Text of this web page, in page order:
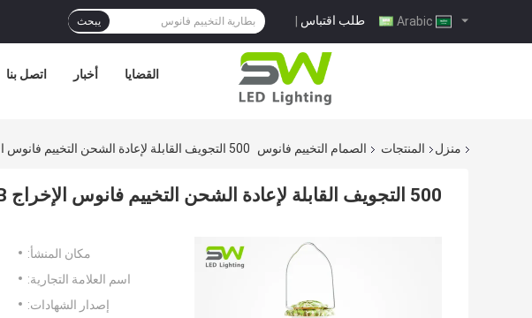
طلب اقتباس | يبحث
اتصل بنا أخبار القضايا
منزل المنتجات الصمام التخييم فانوس 500 التجويف القابلة لإعادة الشحن التخييم فانوس الإخراج USB مع حلقة معلقة
500 التجويف القابلة لإعادة الشحن التخييم فانوس الإخراج USB مع حلقة معلقة
مكان المنشأ:
اسم العلامة التجارية:
إصدار الشهادات: